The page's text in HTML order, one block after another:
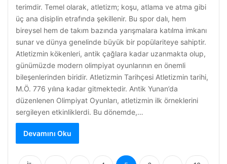
terimdir. Temel olarak, atletizm; koşu, atlama ve atma gibi
üç ana disiplin etrafında şekillenir. Bu spor dalı, hem
bireysel hem de takım bazında yarışmalara katılma imkanı
sunar ve dünya genelinde büyük bir popülariteye sahiptir.
Atletizmin kökenleri, antik çağlara kadar uzanmakta olup,
günümüzde modern olimpiyat oyunlarının en önemli
bileşenlerinden biridir. Atletizmin Tarihçesi Atletizmin tarihi,
M.Ö. 776 yılına kadar gitmektedir. Antik Yunan’da
düzenlenen Olimpiyat Oyunları, atletizmin ilk örneklerini
sergileyen etkinliklerdi. Bu dönemde,…
Devamını Oku